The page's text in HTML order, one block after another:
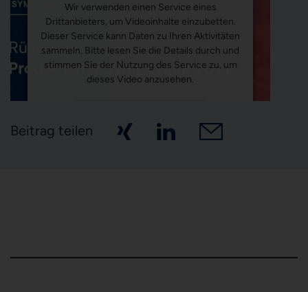
Wir verwenden einen Service eines
Drittanbieters, um Videoinhalte einzubetten.
Dieser Service kann Daten zu Ihren Aktivitäten
sammeln. Bitte lesen Sie die Details durch und
stimmen Sie der Nutzung des Service zu, um
dieses Video anzusehen.
Beitrag teilen